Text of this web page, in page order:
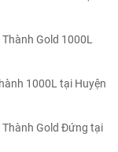
Gold 1000L
1000L tại Huyện
Gold Đứng tại